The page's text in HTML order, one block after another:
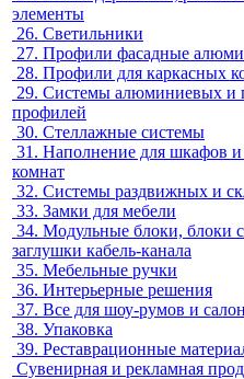
элементы
26. Светильники
27. Профили фасадные
28. Профили для каркасных
29. Системы алюминиевых и
профилей
30. Стеллажные системы
31. Наполнение для шкафов и
комнат
32. Системы раздвижных и
33. Замки для мебели
34. Модульные блоки, блоки с
заглушки кабель-канала
35. Мебельные ручки
36. Интерьерные решения
37. Все для шоу-румов и
38. Упаковка
39. Реставрационные
Сувенирная и рекламная